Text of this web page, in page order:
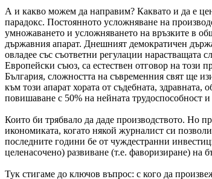
А и какво можем да направим? Каквато и да е
парадокс. Постоянното усложняване на
умножаването и усложняването на връзките в
държавния апарат. Днешният демократичен
овладее със съответни регулации нарастващата
Европейски съюз, са естествен отговор на този
България, сложността на съвременния свят ще
към този апарат хората от съдебната,
повишаване с 50% на нейната трудоспособност
Които би трябвало да даде производството. Но
икономиката, когато някой журналист си
последните години бе от чуждестранни
целенасочено) развиване (т.е. фаворизиране) на
Тук стигаме до ключов въпрос: с кого да